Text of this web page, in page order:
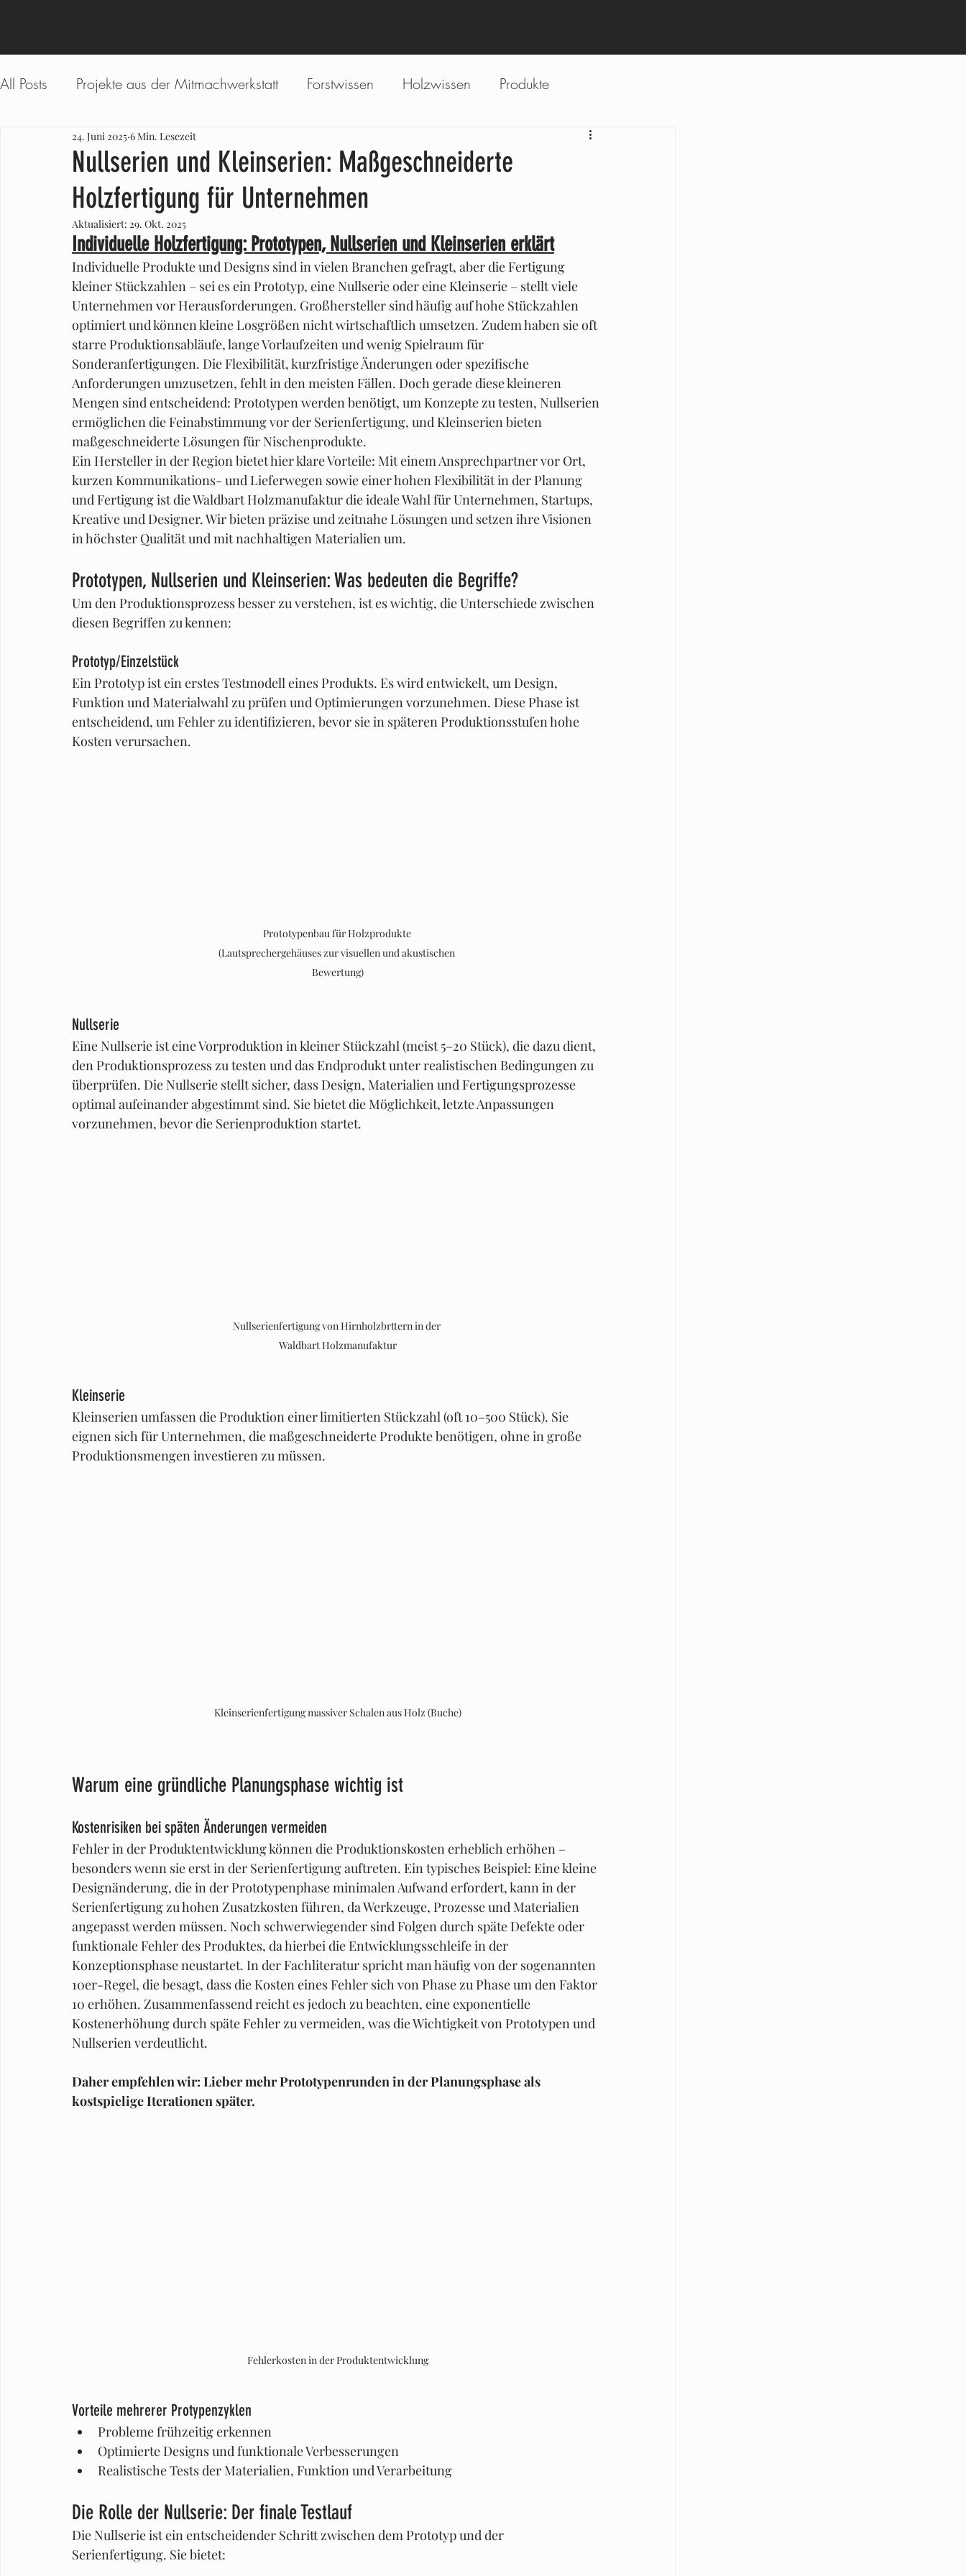
All Posts Projekte aus der Mitmachwerkstatt Forstwissen Holzwissen Produkte
Workshops & Kurse Über Waldbart
Nullserien und Kleinserien: Maßgeschneiderte
Holzfertigung für Unternehmen
24. Juni 2025 6 Min. Lesezeit
Aktualisiert: 29. Okt. 2025
Individuelle Holzfertigung: Prototypen, Nullserien und Kleinserien erklärt
Individuelle Produkte und Designs sind in vielen Branchen gefragt, aber die Fertigung
kleiner Stückzahlen – sei es ein Prototyp, eine Nullserie oder eine Kleinserie – stellt viele
Unternehmen vor Herausforderungen. Großhersteller sind häufig auf hohe Stückzahlen
optimiert und können kleine Losgrößen nicht wirtschaftlich umsetzen. Zudem haben sie oft
starre Produktionsabläufe, lange Vorlaufzeiten und wenig Spielraum für
Sonderanfertigungen. Die Flexibilität, kurzfristige Änderungen oder spezifische
Anforderungen umzusetzen, fehlt in den meisten Fällen. Doch gerade diese kleineren
Mengen sind entscheidend: Prototypen werden benötigt, um Konzepte zu testen, Nullserien
ermöglichen die Feinabstimmung vor der Serienfertigung, und Kleinserien bieten
maßgeschneiderte Lösungen für Nischenprodukte.
Ein Hersteller in der Region bietet hier klare Vorteile: Mit einem Ansprechpartner vor Ort,
kurzen Kommunikations- und Lieferwegen sowie einer hohen Flexibilität in der Planung
und Fertigung ist die Waldbart Holzmanufaktur die ideale Wahl für Unternehmen, Startups,
Kreative und Designer. Wir bieten präzise und zeitnahe Lösungen und setzen ihre Visionen
in höchster Qualität und mit nachhaltigen Materialien um.
Prototypen, Nullserien und Kleinserien: Was bedeuten die Begriffe?
Um den Produktionsprozess besser zu verstehen, ist es wichtig, die Unterschiede zwischen
diesen Begriffen zu kennen:
Prototyp/Einzelstück
Ein Prototyp ist ein erstes Testmodell eines Produkts. Es wird entwickelt, um Design,
Funktion und Materialwahl zu prüfen und Optimierungen vorzunehmen. Diese Phase ist
entscheidend, um Fehler zu identifizieren, bevor sie in späteren Produktionsstufen hohe
Kosten verursachen.
Prototypenbau für Holzprodukte
(Lautsprechergehäuses zur visuellen und akustischen
Bewertung)
Nullserie
Eine Nullserie ist eine Vorproduktion in kleiner Stückzahl (meist 5–20 Stück), die dazu dient,
den Produktionsprozess zu testen und das Endprodukt unter realistischen Bedingungen zu
überprüfen. Die Nullserie stellt sicher, dass Design, Materialien und Fertigungsprozesse
optimal aufeinander abgestimmt sind. Sie bietet die Möglichkeit, letzte Anpassungen
vorzunehmen, bevor die Serienproduktion startet.
Nullserienfertigung von Hirnholzbrttern in der
Waldbart Holzmanufaktur
Kleinserie
Kleinserien umfassen die Produktion einer limitierten Stückzahl (oft 10–500 Stück). Sie
eignen sich für Unternehmen, die maßgeschneiderte Produkte benötigen, ohne in große
Produktionsmengen investieren zu müssen.
Kleinserienfertigung massiver Schalen aus Holz (Buche)
Warum eine gründliche Planungsphase wichtig ist
Kostenrisiken bei späten Änderungen vermeiden
Fehler in der Produktentwicklung können die Produktionskosten erheblich erhöhen –
besonders wenn sie erst in der Serienfertigung auftreten. Ein typisches Beispiel: Eine kleine
Designänderung, die in der Prototypenphase minimalen Aufwand erfordert, kann in der
Serienfertigung zu hohen Zusatzkosten führen, da Werkzeuge, Prozesse und Materialien
angepasst werden müssen. Noch schwerwiegender sind Folgen durch späte Defekte oder
funktionale Fehler des Produktes, da hierbei die Entwicklungsschleife in der
Konzeptionsphase neustartet. In der Fachliteratur spricht man häufig von der sogenannten
10er-Regel, die besagt, dass die Kosten eines Fehler sich von Phase zu Phase um den Faktor
10 erhöhen. Zusammenfassend reicht es jedoch zu beachten, eine exponentielle
Kostenerhöhung durch späte Fehler zu vermeiden, was die Wichtigkeit von Prototypen und
Nullserien verdeutlicht.
Daher empfehlen wir: Lieber mehr Prototypenrunden in der Planungsphase als
kostspielige Iterationen später.
Fehlerkosten in der Produktentwicklung
Vorteile mehrerer Protypenzyklen
Probleme frühzeitig erkennen
Optimierte Designs und funktionale Verbesserungen
Realistische Tests der Materialien, Funktion und Verarbeitung
Die Rolle der Nullserie: Der finale Testlauf
Die Nullserie ist ein entscheidender Schritt zwischen dem Prototyp und der
Serienfertigung. Sie bietet: